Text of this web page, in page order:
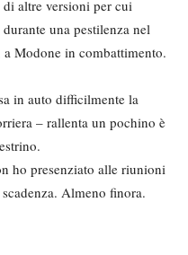
altre versioni per cui
una pestilenza nel
Modone in combattimento.
in auto difficilmente la
– rallenta un pochino è
ho presenziato alle riunioni
Almeno finora.